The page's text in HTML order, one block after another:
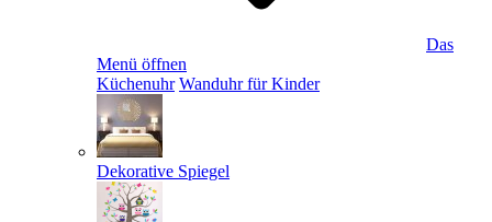
Das
Menü öffnen
Küchenuhr Wanduhr für Kinder
Dekorative Spiegel